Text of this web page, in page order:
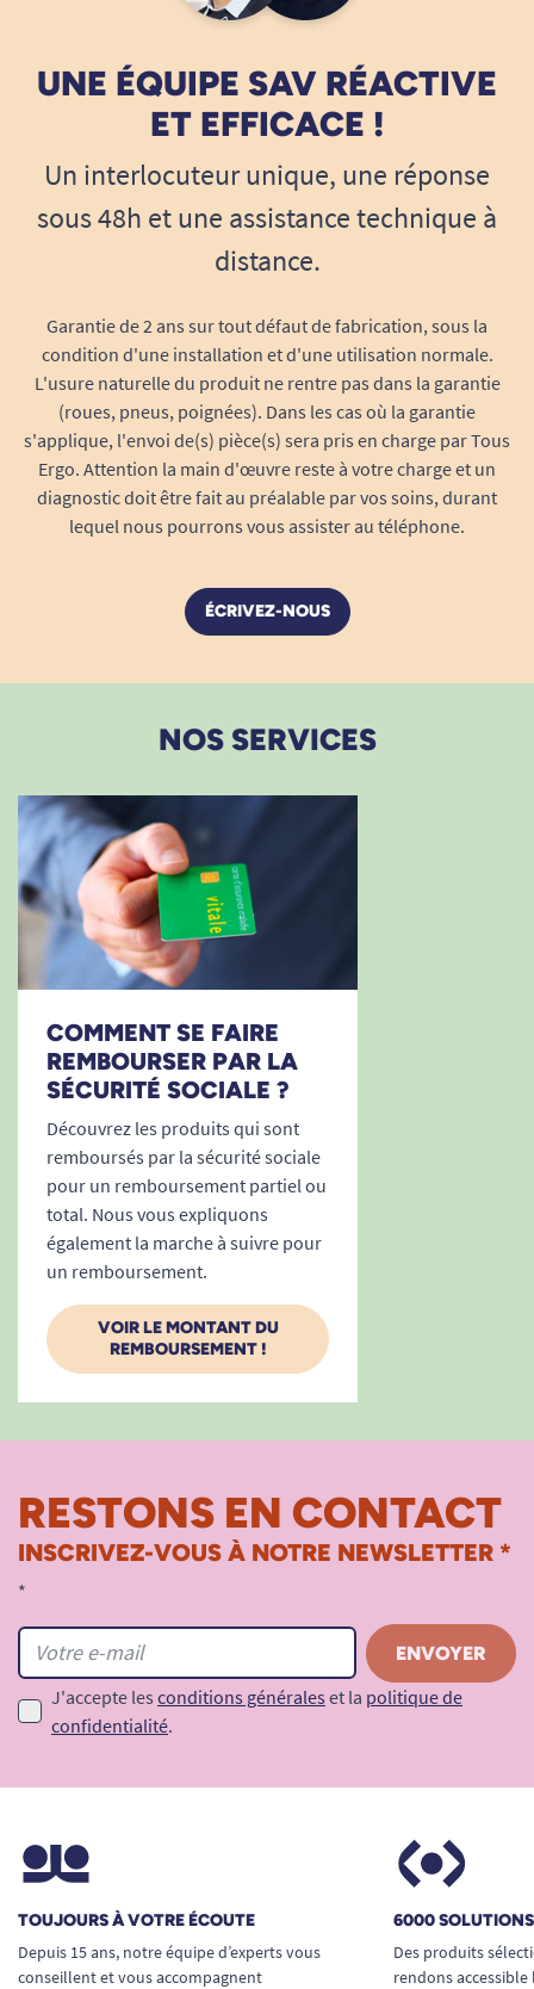
Revêtement qui retient les poussières mais très bon
produit
1 2
UNE ÉQUIPE SAV RÉACTIVE
ET EFFICACE !
Un interlocuteur unique, une réponse
sous 48h et une assistance technique à
distance.
Garantie de 2 ans sur tout défaut de fabrication, sous la
condition d'une installation et d'une utilisation normale.
L'usure naturelle du produit ne rentre pas dans la garantie
(roues, pneus, poignées). Dans les cas où la garantie
s'applique, l'envoi de(s) pièce(s) sera pris en charge par Tous
Ergo. Attention la main d'œuvre reste à votre charge et un
diagnostic doit être fait au préalable par vos soins, durant
lequel nous pourrons vous assister au téléphone.
ÉCRIVEZ-NOUS
NOS SERVICES
COMMENT SE FAIRE
REMBOURSER PAR LA
SÉCURITÉ SOCIALE ?
Découvrez les produits qui sont
remboursés par la sécurité sociale
pour un remboursement partiel ou
total. Nous vous expliquons
également la marche à suivre pour
un remboursement.
VOIR LE MONTANT DU
REMBOURSEMENT !
RESTONS EN CONTACT
INSCRIVEZ-VOUS À NOTRE NEWSLETTER *
*
J'accepte les conditions générales et la politique de
confidentialité.
TOUJOURS À VOTRE ÉCOUTE
Depuis 15 ans, notre équipe d’experts vous
conseillent et vous accompagnent
6000
Des produits
rendons